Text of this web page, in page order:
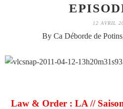
12 AVRIL
By Ca Déborde de
Law & Order : LA //